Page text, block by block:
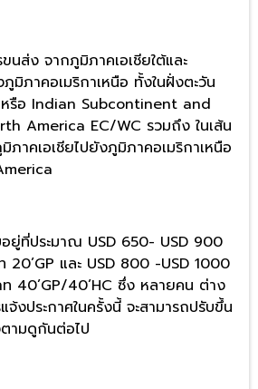
นส่ง จากภูมิภาคเอเชียใต้และ
มิภาคอเมริกาเหนือ ทั้งในฝั่งตะวัน
รือ Indian Subcontinent and
America EC/WC รวมถึง ในเส้น
าคเอเชียไปยังภูมิภาคอเมริกาเหนือ
ยู่ที่ประมาณ USD 650- USD 900
20’GP และ USD 800 -USD 1000
ท 40’GP/40’HC ซึ่ง หลายคน ต่าง
งประกาศในครั้งนี้ จะสามารถปรับขึ้น
ามดูกันต่อไป